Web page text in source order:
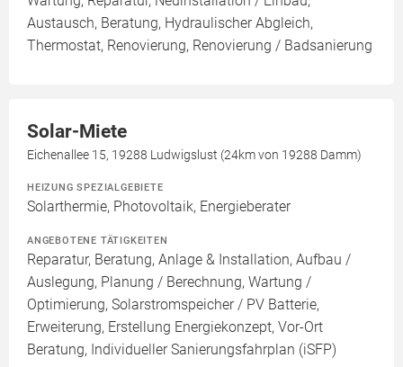
Austausch, Beratung, Hydraulischer Abgleich,
Thermostat, Renovierung, Renovierung / Badsanierung
Solar-Miete
Eichenallee 15, 19288 Ludwigslust (24km von 19288 Damm)
HEIZUNG SPEZIALGEBIETE
Solarthermie, Photovoltaik, Energieberater
ANGEBOTENE TÄTIGKEITEN
Reparatur, Beratung, Anlage & Installation, Aufbau /
Auslegung, Planung / Berechnung, Wartung /
Optimierung, Solarstromspeicher / PV Batterie,
Erweiterung, Erstellung Energiekonzept, Vor-Ort
Beratung, Individueller Sanierungsfahrplan (iSFP)